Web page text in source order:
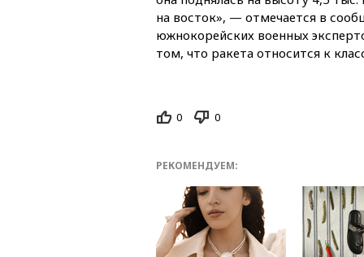
на восток», — отмечается в
южнокорейских военных
том, что ракета относится к
0 0
РЕКОМЕНДУЕМ: